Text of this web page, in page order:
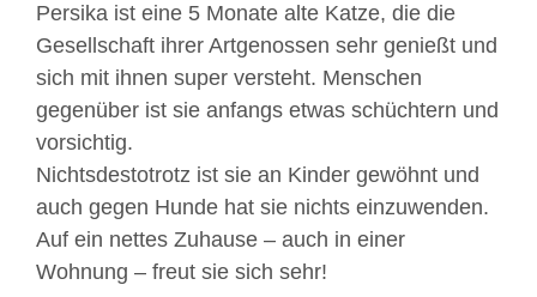
Persika ist eine 5 Monate alte Katze, die die
Gesellschaft ihrer Artgenossen sehr genießt und
sich mit ihnen super versteht. Menschen
gegenüber ist sie anfangs etwas schüchtern und
vorsichtig.
Nichtsdestotrotz ist sie an Kinder gewöhnt und
auch gegen Hunde hat sie nichts einzuwenden.
Auf ein nettes Zuhause – auch in einer
Wohnung – freut sie sich sehr!